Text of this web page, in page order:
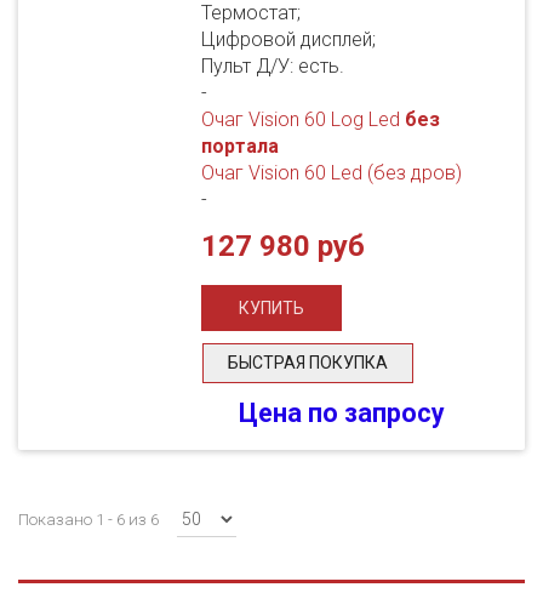
Термостат;
Цифровой дисплей;
Пульт Д/У: есть.
-
Очаг Vision 60 Log Led без
портала
Очаг Vision 60 Led (без дров)
-
127 980 руб
БЫСТРАЯ ПОКУПКА
Цена по запросу
Показано 1 - 6 из 6